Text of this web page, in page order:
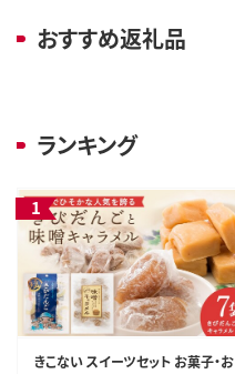
おすすめ返礼品
ランキング
きこない スイーツセット お菓子・お